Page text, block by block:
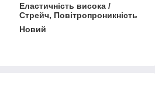
Еластичність висока /
Стрейч, Повітропроникність
Новий